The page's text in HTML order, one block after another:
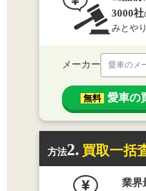
3000社
みとや
メーカー 愛車のメ
無料 愛車の
方法2. 買取一括
業界